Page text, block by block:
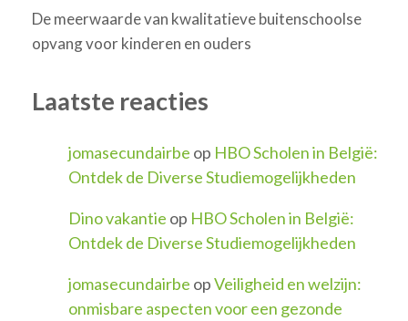
De meerwaarde van kwalitatieve buitenschoolse
opvang voor kinderen en ouders
Laatste reacties
jomasecundairbe op HBO Scholen in België:
Ontdek de Diverse Studiemogelijkheden
Dino vakantie op HBO Scholen in België:
Ontdek de Diverse Studiemogelijkheden
jomasecundairbe opVeiligheid en welzijn:
onmisbare aspecten voor een gezonde